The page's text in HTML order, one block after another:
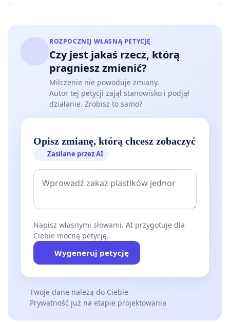
ROZPOCZNIJ WŁASNĄ PETYCJĘ
Czy jest jakaś rzecz, którą
pragniesz zmienić?
Milczenie nie powoduje zmiany.
Autor tej petycji zajął stanowisko i podjął
działanie. Zrobisz to samo?
Opisz zmianę, którą chcesz zobaczyć
Zasilane przez AI
Napisz własnymi słowami. AI przygotuje dla
Ciebie mocną petycję.
Wygeneruj petycję
Twoje dane należą do Ciebie
Prywatność już na etapie projektowania